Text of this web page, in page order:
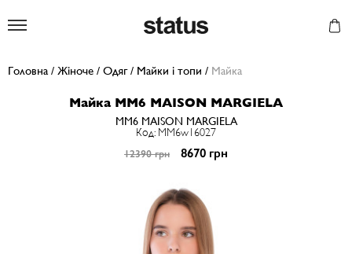
Головна / Жіноче / Одяг/ Майки і топи / Майка
Майка MM6 MAISON MARGIELA
MM6 MAISON MARGIELA
Код: MM6w16027
12390 грн 8670 грн